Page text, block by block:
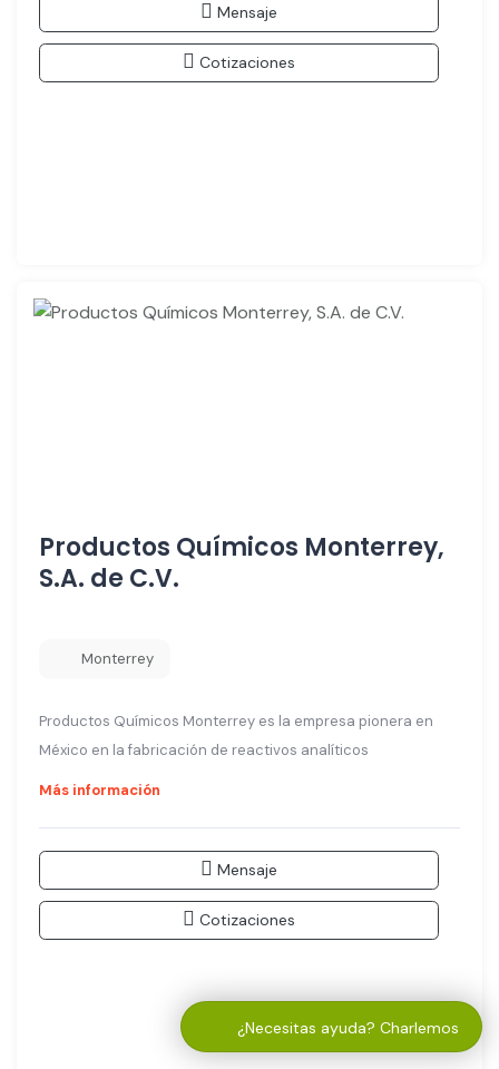
Mensaje
Cotizaciones
Productos Químicos Monterrey,
S.A. de C.V.
Monterrey
Productos Químicos Monterrey es la empresa pionera en
México en la fabricación de reactivos analíticos
Más información
Mensaje
Cotizaciones
¿Necesitas ayuda? Charlemos